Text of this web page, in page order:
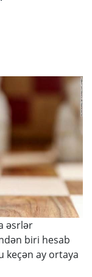
əsrlər
biri hesab
keçən ay ortaya